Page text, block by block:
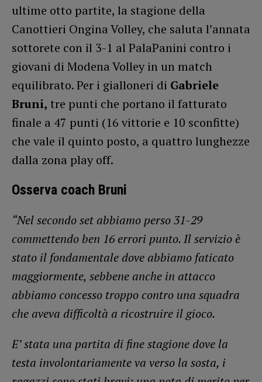
ultime otto partite, la stagione della
Canottieri Ongina Volley, che saluta l’annata
sottorete con il 3-1 al PalaPanini contro i
giovani di Modena Volley in un match
equilibrato. Per i gialloneri di Gabriele
Bruni, tre punti che portano il fatturato
finale a 47 punti (16 vittorie e 10 sconfitte)
che vale il quinto posto, a quattro lunghezze
dalla zona play off.
Osserva coach Bruni
“Nel secondo set abbiamo perso 31-29
commettendo ben 16 errori punto. Il servizio è
stato il fondamentale dove abbiamo faticato
maggiormente, sebbene anche in attacco
abbiamo concesso troppo contro una squadra
che aveva difficoltà a ricostruire il gioco.
E’ stata una partita di fine stagione dove la
testa involontariamente va verso la sosta, i